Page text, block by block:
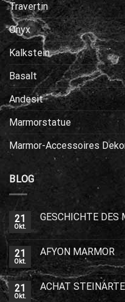
Travertin
Onyx
Kalkstein
Basalt
Andesit
Marmorstatue
Marmor-Accessoires
BLOG
21
Okt.
GESCHICHTE DES
21
Okt.
AFYON MARMOR
21
Okt.
ACHAT